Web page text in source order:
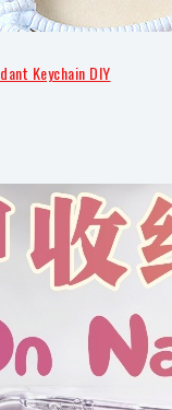
Keychain DIY